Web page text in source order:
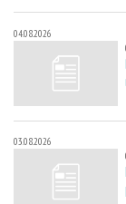
04.08.2026
03.08.2026